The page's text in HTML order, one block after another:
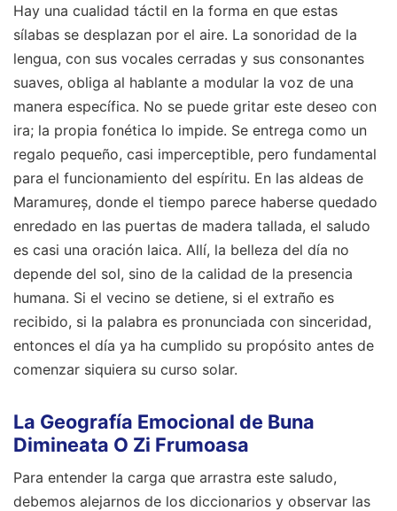
Hay una cualidad táctil en la forma en que estas
sílabas se desplazan por el aire. La sonoridad de la
lengua, con sus vocales cerradas y sus consonantes
suaves, obliga al hablante a modular la voz de una
manera específica. No se puede gritar este deseo con
ira; la propia fonética lo impide. Se entrega como un
regalo pequeño, casi imperceptible, pero fundamental
para el funcionamiento del espíritu. En las aldeas de
Maramureș, donde el tiempo parece haberse quedado
enredado en las puertas de madera tallada, el saludo
es casi una oración laica. Allí, la belleza del día no
depende del sol, sino de la calidad de la presencia
humana. Si el vecino se detiene, si el extraño es
recibido, si la palabra es pronunciada con sinceridad,
entonces el día ya ha cumplido su propósito antes de
comenzar siquiera su curso solar.
La Geografía Emocional de Buna
Dimineata O Zi Frumoasa
Para entender la carga que arrastra este saludo,
debemos alejarnos de los diccionarios y observar las